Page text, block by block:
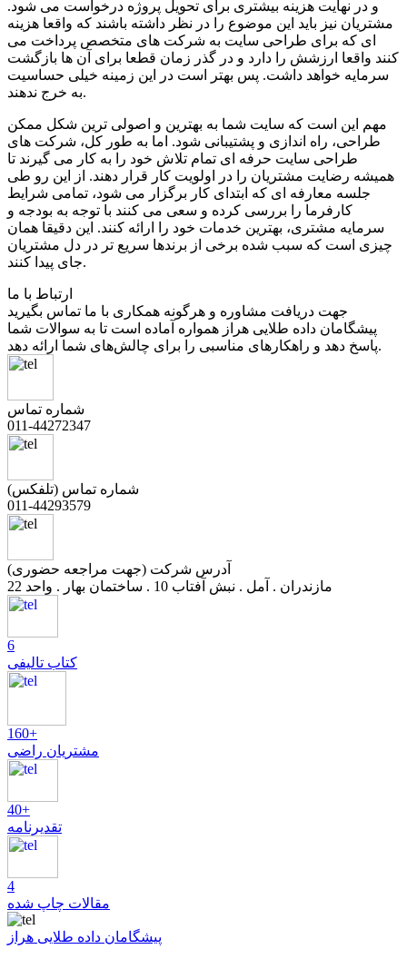
و در نهایت هزینه بیشتری برای تحویل پروژه درخواست می شود.
مشتریان نیز باید این موضوع را در نظر داشته باشند که واقعا هزینه
ای که برای طراحی سایت به شرکت های متخصص پرداخت می
کنند واقعا ارزشش را دارد و در گذر زمان قطعا برای آن ها بازگشت
سرمایه خواهد داشت. پس بهتر است در این زمینه خیلی حساسیت
به خرج ندهند.
مهم این است که سایت شما به بهترین و اصولی ترین شکل ممکن
طراحی، راه اندازی و پشتیبانی شود. اما به طور کل، شرکت های
طراحی سایت حرفه ای تمام تلاش خود را به کار می گیرند تا
همیشه رضایت مشتریان را در اولویت کار قرار دهند. از این رو طی
جلسه معارفه ای که ابتدای کار برگزار می شود، تمامی شرایط
کارفرما را بررسی کرده و سعی می کنند با توجه به بودجه و
سرمایه مشتری، بهترین خدمات خود را ارائه کنند. این دقیقا همان
چیزی است که سبب شده برخی از برندها سریع تر در دل مشتریان
جای پیدا کنند.
ارتباط با ما
جهت دریافت مشاوره و هرگونه همکاری با ما تماس بگیرید
پیشگامان داده طلایی هراز همواره آماده است تا به سوالات شما
پاسخ دهد و راهکارهای مناسبی را برای چالش‌های شما ارائه دهد.
شماره تماس
011-44272347
شماره تماس (تلفکس)
011-44293579
آدرس شرکت (جهت مراجعه حضوری)
مازندران . آمل . نبش آفتاب 10 . ساختمان بهار . واحد 22
6
کتاب تالیفی
160+
مشتریان راضی
40+
تقدیرنامه
4
مقالات چاپ شده
پیشگامان داده طلایی هراز